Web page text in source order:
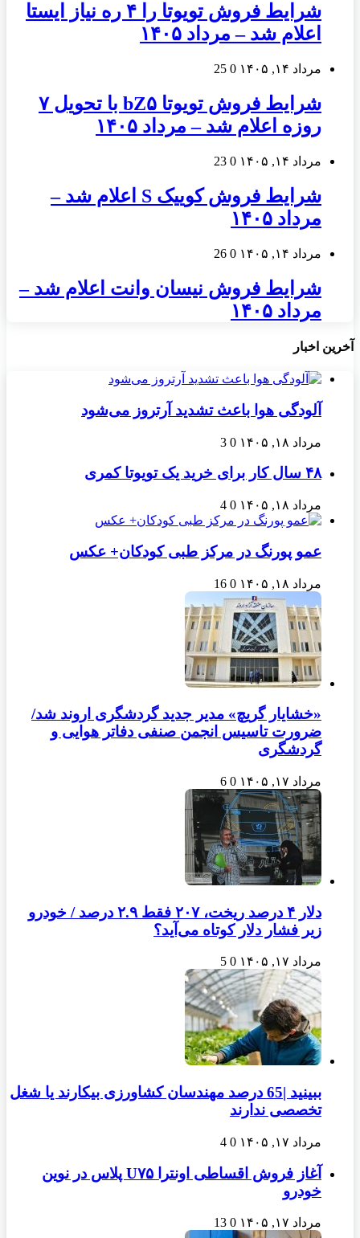
شرایط فروش تویوتا را ۴ ره نیاز ایستا
اعلام شد – مرداد ۱۴۰۵
مرداد ۱۴, ۱۴۰۵ 0
25
شرایط فروش تویوتا bZ۵ با تحویل ۷
روزه اعلام شد – مرداد ۱۴۰۵
مرداد ۱۴, ۱۴۰۵ 0
23
شرایط فروش کوییک S اعلام شد –
مرداد ۱۴۰۵
مرداد ۱۴, ۱۴۰۵ 0
26
شرایط فروش نیسان وانت اعلام شد –
مرداد ۱۴۰۵
آخرین اخبار
آلودگی هوا باعث تشدید آرتروز می‌شود
مرداد ۱۸, ۱۴۰۵ 0
3
۴۸ سال کار برای خرید یک تویوتا کمری
مرداد ۱۸, ۱۴۰۵ 0
4
عمو پورنگ در مرکز طبی کودکان+ عکس
مرداد ۱۸, ۱۴۰۵ 0
16
«خشایار گریچ» مدیر جدید گردشگری اروند شد/
ضرورت تاسیس انجمن صنفی دفاتر هوایی و
گردشگری
مرداد ۱۷, ۱۴۰۵ 0
6
دلار ۴ درصد ریخت، ۲۰۷ فقط ۲.۹ درصد / خودرو
زیر فشار دلار کوتاه می‌آید؟
مرداد ۱۷, ۱۴۰۵ 0
5
ببینید |65 درصد مهندسان کشاورزی بیکارند یا شغل
تخصصی ندارند
مرداد ۱۷, ۱۴۰۵ 0
4
آغاز فروش اقساطی اونترا U۷۵ پلاس در نوین
خودرو
مرداد ۱۷, ۱۴۰۵ 0
13